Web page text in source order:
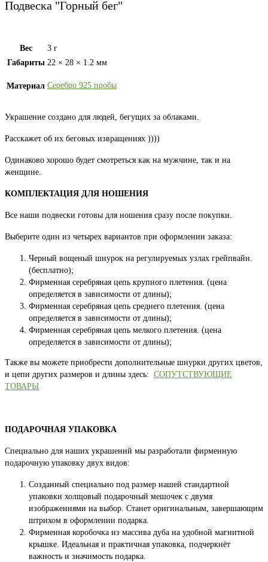
Подвеска "Горный бег"
Вес
3 г
Габариты 22 × 28 × 1.2 мм
Материал Серебро 925 пробы
Украшение создано для людей, бегущих за облаками.
Расскажет об их беговых извращениях ))))
Одинаково хорошо будет смотреться как на мужчине, так и на
женщине.
КОМПЛЕКТАЦИЯ ДЛЯ НОШЕНИЯ
Все наши подвески готовы для ношения сразу после покупки.
Выберите один из четырех вариантов при оформлении заказа:
Черный вощеный шнурок на регулируемых узлах грейпвайн.
(бесплатно);
Фирменная серебряная цепь крупного плетения. (цена
определяется в зависимости от длины);
Фирменная серебряная цепь среднего плетения. (цена
определяется в зависимости от длины);
Фирменная серебряная цепь мелкого плетения. (цена
определяется в зависимости от длины);
Также вы можете приобрести дополнительные шнурки других цветов,
и цепи других размеров и длины здесь: СОПУТСТВУЮЩИЕ
ТОВАРЫ
ПОДАРОЧНАЯ УПАКОВКА
Специально для наших украшений мы разработали фирменную
подарочную упаковку двух видов:
Созданный специально под размер нашей стандартной
упаковки холщовый подарочный мешочек с двумя
изображениями на выбор. Станет оригинальным, завершающим
штрихом в оформлении подарка.
Фирменная коробочка из массива дуба на удобной магнитной
крышке. Идеальная и практичная упаковка, подчеркнёт
важность и значимость подарка.